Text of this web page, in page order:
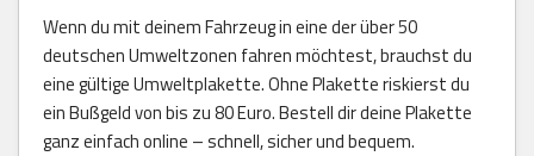
Wenn du mit deinem Fahrzeug in eine der über 50
deutschen Umweltzonen fahren möchtest, brauchst du
eine gültige Umweltplakette. Ohne Plakette riskierst du
ein Bußgeld von bis zu 80 Euro. Bestell dir deine Plakette
ganz einfach online – schnell, sicher und bequem.